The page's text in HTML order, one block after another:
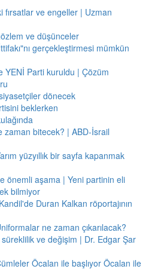
fırsatlar ve engeller | Uzman
ve düşünceler
gerçekleştirmesi mümkün
YENİ Parti kuruldu | Çözüm
dönecek
beklerken
zaman bitecek? | ABD-İsrail
yüzyıllık bir sayfa kapanmak
önemli aşama | Yeni partinin eli
bilmiyor
Duran Kalkan röportajının
ne zaman çıkarılacak?
ve değişim | Dr. Edgar Şar
Öcalan ile başlıyor Öcalan ile